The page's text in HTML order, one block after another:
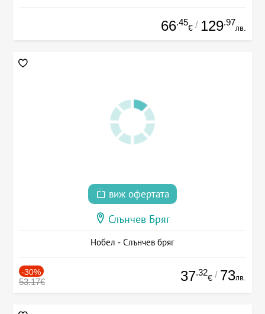
66.45
€ / 129.97
лв.
виж офертата
Слънчев Бряг
Нобел - Слънчев бряг
-30%
53.17€ 37.32
€ / 73лв.